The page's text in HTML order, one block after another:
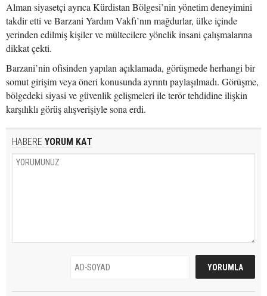
Alman siyasetçi ayrıca Kürdistan Bölgesi’nin yönetim deneyimini
takdir etti ve Barzani Yardım Vakfı’nın mağdurlar, ülke içinde
yerinden edilmiş kişiler ve mültecilere yönelik insani çalışmalarına
dikkat çekti.
Barzani’nin ofisinden yapılan açıklamada, görüşmede herhangi bir
somut girişim veya öneri konusunda ayrıntı paylaşılmadı. Görüşme,
bölgedeki siyasi ve güvenlik gelişmeleri ile terör tehdidine ilişkin
karşılıklı görüş alışverişiyle sona erdi.
HABERE YORUM KAT